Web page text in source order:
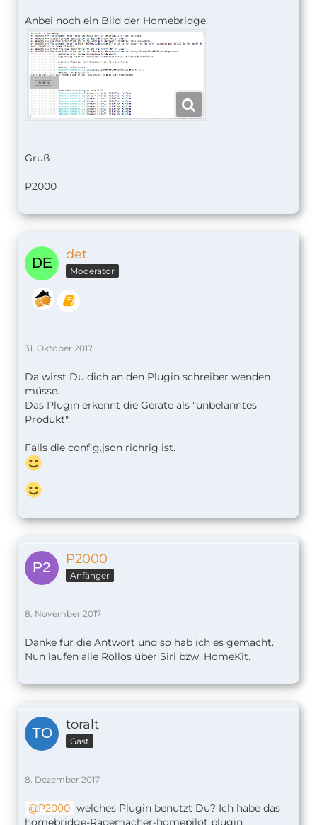
Anbei noch ein Bild der Homebridge.
Gruß
P2000
det
Moderator
31. Oktober 2017
Da wirst Du dich an den Plugin schreiber wenden
müsse.
Das Plugin erkennt die Geräte als "unbelanntes
Produkt".
Falls die config.json richrig ist.
P2000
Anfänger
8. November 2017
Danke für die Antwort und so hab ich es gemacht.
Nun laufen alle Rollos über Siri bzw. HomeKit.
toralt
Gast
8. Dezember 2017
P2000 welches Plugin benutzt Du? Ich habe das
homebridge-Rademacher-homepilot plugin